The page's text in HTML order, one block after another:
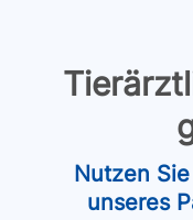
Nutzen
unseres